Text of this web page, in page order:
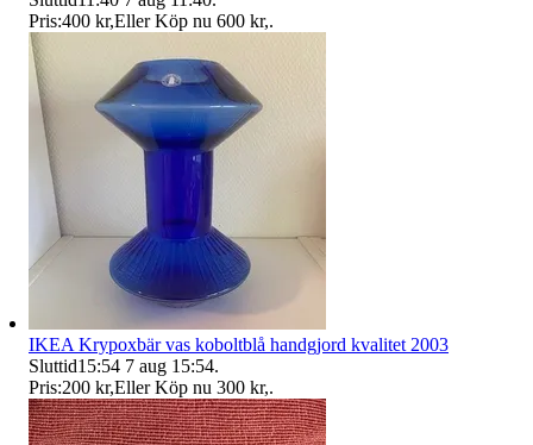
Pris:400 kr,Eller Köp nu 600 kr,.
IKEA Krypoxbär vas koboltblå handgjord kvalitet 2003
Sluttid15:54 7 aug 15:54.
Pris:200 kr,Eller Köp nu 300 kr,.